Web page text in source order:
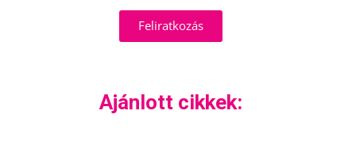
Feliratkozás
Ajánlott cikkek: